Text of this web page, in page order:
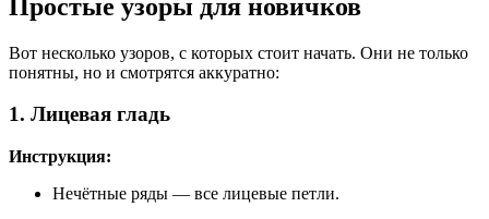
Простые узоры для новичков
Вот несколько узоров, с которых стоит начать. Они не только
понятны, но и смотрятся аккуратно:
1. Лицевая гладь
Инструкция:
Нечётные ряды — все лицевые петли.